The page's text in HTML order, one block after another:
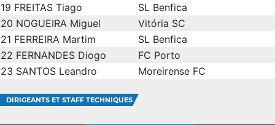
19 FREITAS Tiago
SL Benfica
20 NOGUEIRA Miguel
Vitória SC
21 FERREIRA Martim
SL Benfica
22 FERNANDES Diogo
FC Porto
23 SANTOS Leandro Moreirense FC
DIRIGEANTS ET STAFF TECHNIQUES